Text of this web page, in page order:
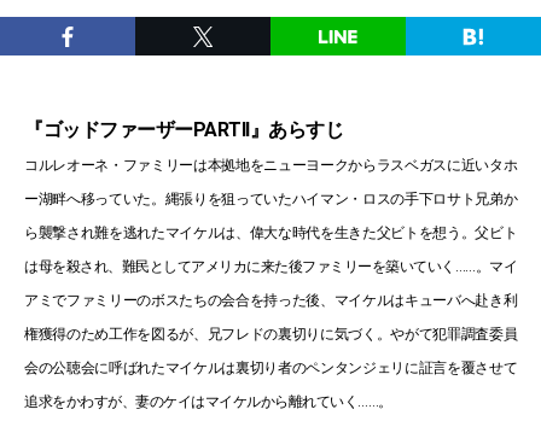
『ゴッドファーザーPARTII』あらすじ
コルレオーネ・ファミリーは本拠地をニューヨークからラスベガスに近いタホ
ー湖畔へ移っていた。縄張りを狙っていたハイマン・ロスの手下ロサト兄弟か
ら襲撃され難を逃れたマイケルは、偉大な時代を生きた父ビトを想う。父ビト
は母を殺され、難民としてアメリカに来た後ファミリーを築いていく……。マイ
アミでファミリーのボスたちの会合を持った後、マイケルはキューバへ赴き利
権獲得のため工作を図るが、兄フレドの裏切りに気づく。やがて犯罪調査委員
会の公聴会に呼ばれたマイケルは裏切り者のペンタンジェリに証言を覆させて
追求をかわすが、妻のケイはマイケルから離れていく……。